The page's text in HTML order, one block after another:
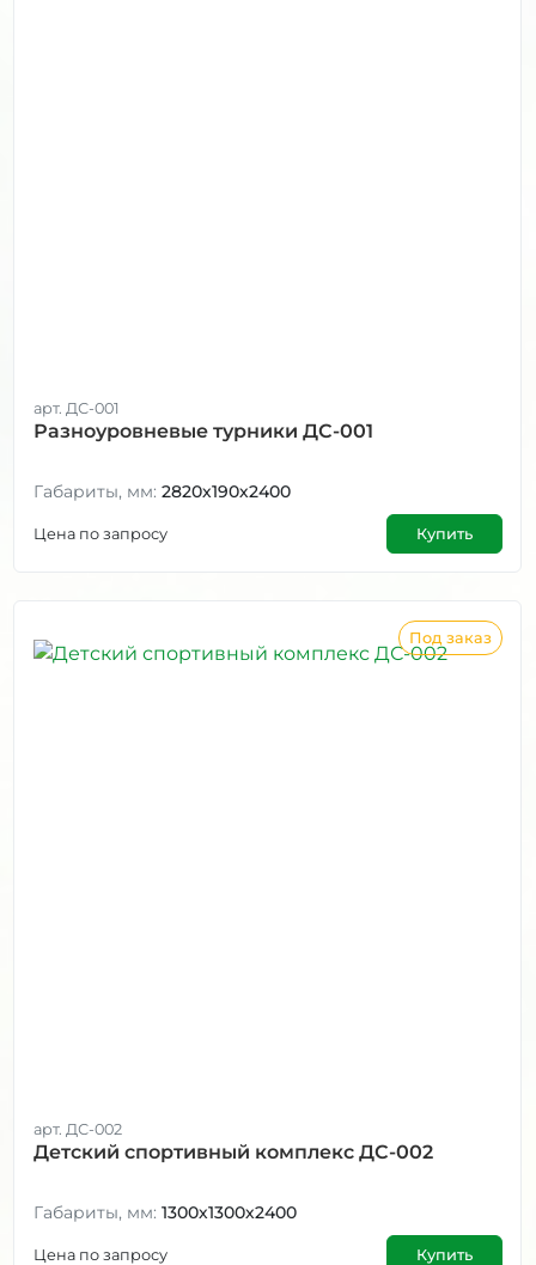
арт. ДС-001
Разноуровневые турники ДС-001
Габариты, мм: 2820х190х2400
Цена по запросу Купить
Под заказ
арт. ДС-002
Детский спортивный комплекс ДС-002
Габариты, мм: 1300х1300х2400
Цена по запросу Купить